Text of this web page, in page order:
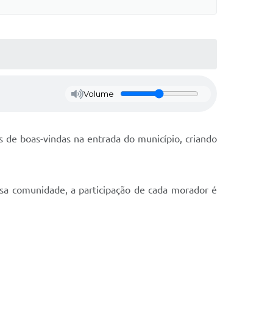
Volume
boas-vindas na entrada do município, criando
comunidade, a participação de cada morador é